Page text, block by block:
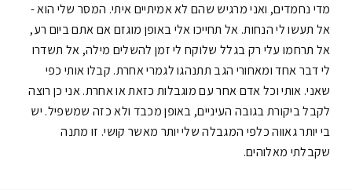
מדי נחמדים, ואני מרגיש שהם לא אמיתיים איתי. המסר שלי הוא -
אל תעשו לי הנחות. אל תחייכו אלי באופן מוגזם אם אתם ביום רע,
אל תרחמו עלי רק בגלל שלוקח לי זמן להשלים מילה, אל תשדרו
לי דבר אחד ומאחורי הגב תתנהגו לגמרי אחרת. קבלו אותי כפי
שאני. אותי וכל אדם אחר עם מוגבלות כזאת או אחרת. אני כן רוצה
לקבל ביקורת בגובה העיניים, באופן מכבד ולא כזה שמשפיל. יש
בי יותר גאווה כלפי המגבלה שלי יותר מאשר קושי. זו מתנה
שקבלתי מאלוהים.